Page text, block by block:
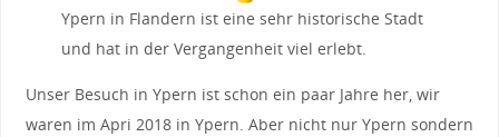
Ypern in Flandern ist eine sehr historische Stadt
und hat in der Vergangenheit viel erlebt.
Unser Besuch in Ypern ist schon ein paar Jahre her, wir
waren im Apri 2018 in Ypern. Aber nicht nur Ypern sondern